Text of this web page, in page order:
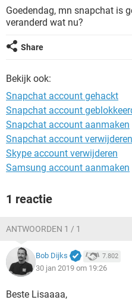
GRATIS
TIKTOK
NETFLIX
VIDEOBELLEN
INSTAGRAM
NETFLIX
TIKTOK
Goedendag, mn snapchat is
veranderd wat nu?
Share
Bekijk ook:
Snapchat account gehackt
Snapchat account
Snapchat account aanmaken
Snapchat account verwijderen
Skype account verwijderen
Samsung account aanmaken
1 reactie
ANTWOORDEN 1 / 1
Bob Dijks 7.802
30 jan 2019 om 19:26
Beste Lisaaaa,